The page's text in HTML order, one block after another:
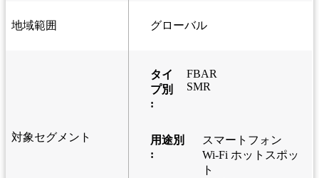
地域範囲 グローバル
対象セグメント
タイ
プ別
:
FBAR
SMR
用途別
:
スマートフォン
Wi-Fi ホットスポッ
ト